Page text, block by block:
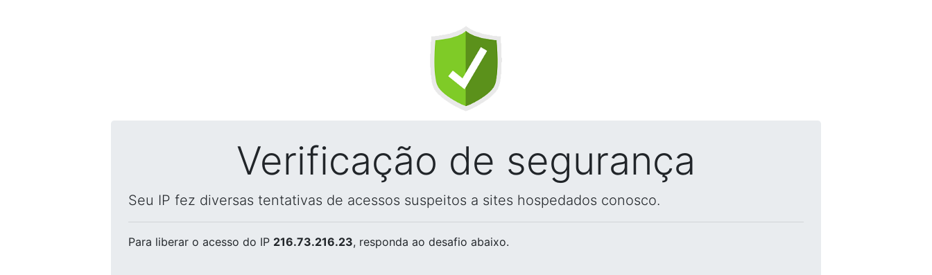
Verificação de segurança
Seu IP fez diversas tentativas de acessos suspeitos a sites hospedados conosco.
Para liberar o acesso do IP 216.73.216.23, responda ao desafio abaixo.